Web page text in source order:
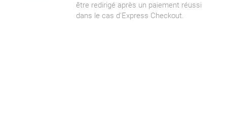
être redirigé après un paiement réussi
dans le cas d'Express Checkout.